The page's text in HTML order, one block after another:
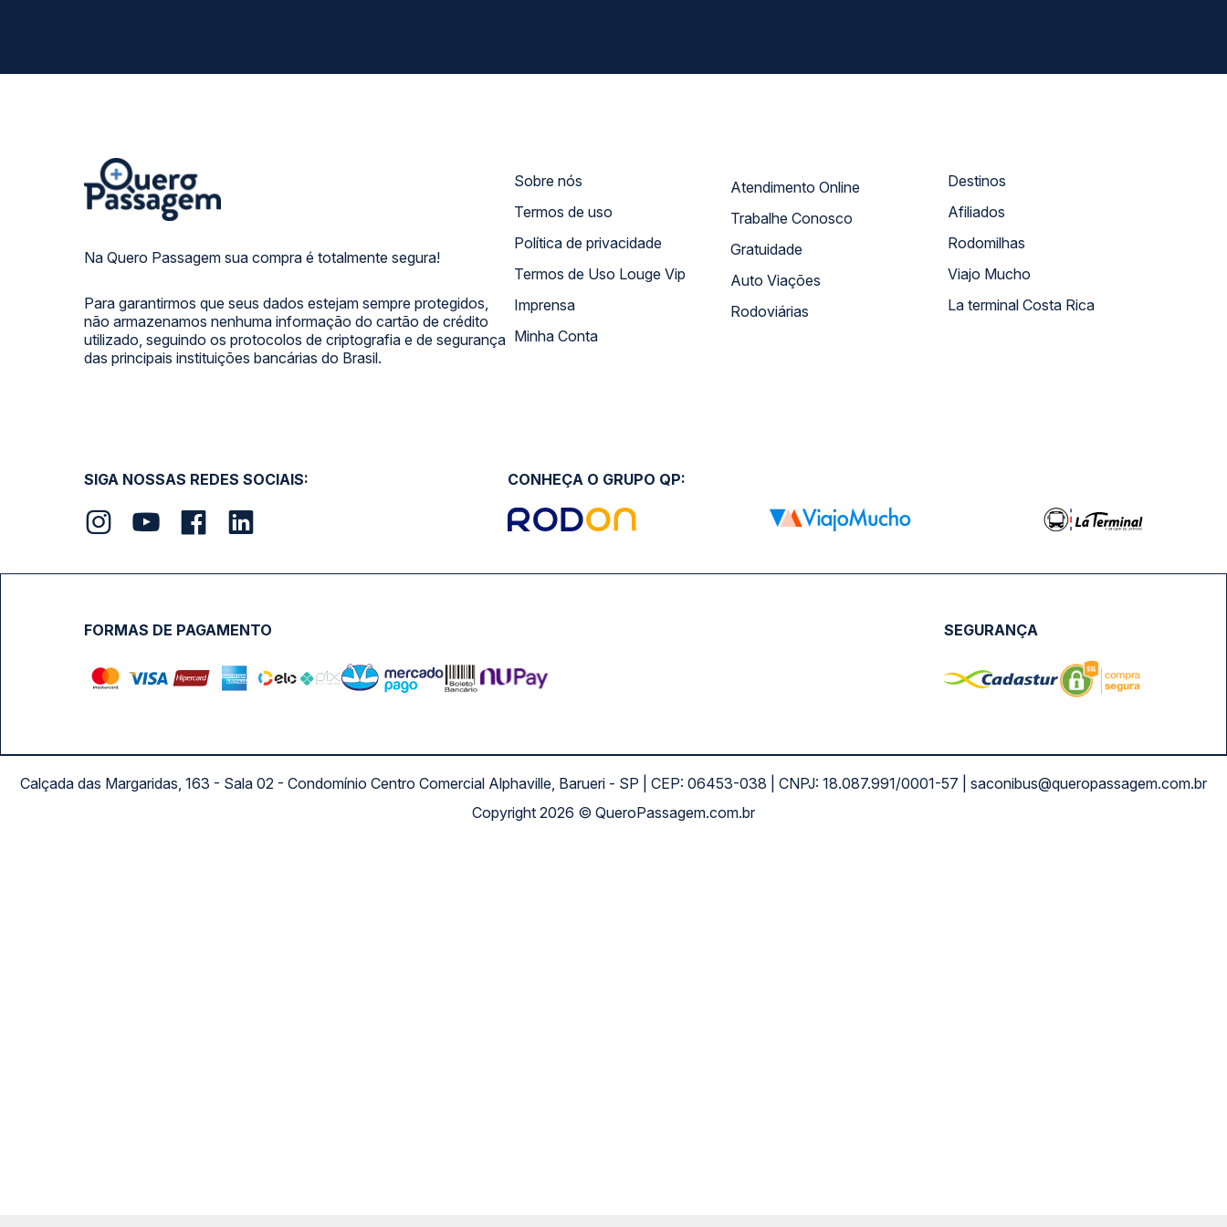
Na Quero Passagem sua compra é totalmente segura!
Para garantirmos que seus dados estejam sempre protegidos,
não armazenamos nenhuma informação do cartão de crédito
utilizado, seguindo os protocolos de criptografia e de segurança
das principais instituições bancárias do Brasil.
Sobre nós
Termos de uso
Política de privacidade
Termos de Uso Louge Vip
Imprensa
Minha Conta
Atendimento Online
Trabalhe Conosco
Gratuidade
Auto Viações
Rodoviárias
Destinos
Afiliados
Rodomilhas
Viajo Mucho
La terminal Costa Rica
SIGA NOSSAS REDES SOCIAIS: CONHEÇA O GRUPO QP:
FORMAS DE PAGAMENTO SEGURANÇA
Calçada das Margaridas, 163 - Sala 02 - Condomínio Centro Comercial Alphaville, Barueri - SP | CEP: 06453-038 | CNPJ: 18.087.991/0001-57 | saconibus@queropassagem.com.br
Copyright 2026 © QueroPassagem.com.br